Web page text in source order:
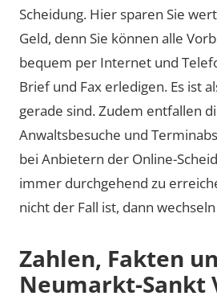
Scheidung. Hier sparen Sie
Geld, denn Sie können alle
bequem per Internet und
Brief und Fax erledigen. Es ist
gerade sind. Zudem entfallen
Anwaltsbesuche und
bei Anbietern der Online-
immer durchgehend zu
nicht der Fall ist, dann wechseln
Zahlen, Fakten
Neumarkt-Sankt